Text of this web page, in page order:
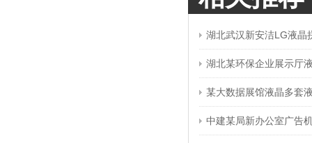
湖北武汉新安洁LG液晶
湖北某环保企业展示厅
某大数据展馆液晶多套
中建某局新办公室广告